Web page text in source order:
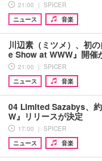
21:00 ｜ SPICER
ニュース
音楽
川辺素（ミツメ）、初
e Show at WWW』開催
21:00 ｜ SPICER
ニュース
音楽
04 Limited Sazabys、
W』リリースが決定
17:00 ｜ SPICER
ニュース
音楽